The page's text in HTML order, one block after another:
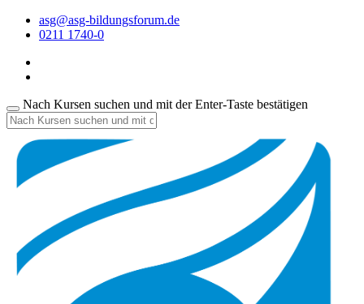
asg@asg-bildungsforum.de
0211 1740-0
Nach Kursen suchen und mit der Enter-Taste bestätigen